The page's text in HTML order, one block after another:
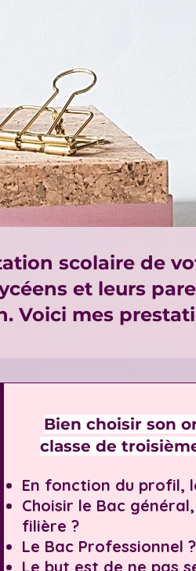
scolaire de
et leurs
Voici mes
Bien choisir son
classe de
En fonction du profil,
Choisir le Bac
filière ?
Le Bac Professionnel
Le but est de ne pas